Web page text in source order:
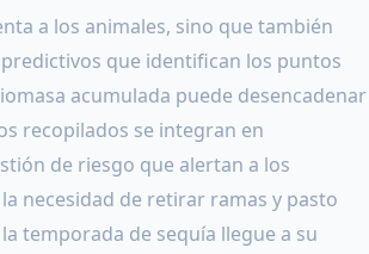
a los animales, sino que también
que identifican los puntos
acumulada puede desencadenar
recopilados se integran en
de riesgo que alertan a los
necesidad de retirar ramas y pasto
temporada de sequía llegue a su